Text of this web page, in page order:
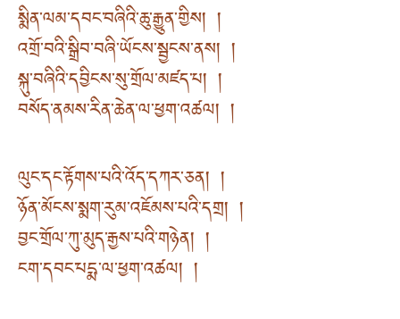
སྨིན་ལམ་དབང་བཞིའི་ཆུ་རྒྱུན་གྱིས། །
འགྲོ་བའི་སྒྲིབ་བཞི་ཡོངས་སྦྱངས་ནས། །
སྐུ་བཞིའི་དབྱིངས་སུ་གྲོལ་མཛད་པ། །
བསོད་ནམས་རིན་ཆེན་ལ་ཕྱག་འཚལ། །
ལུང་དང་རྟོགས་པའི་འོད་དཀར་ཅན། །
ཉོན་མོངས་སྨག་རུམ་འཇོམས་པའི་དགྲ། །
བྱང་གྲོལ་ཀུ་མུད་རྒྱས་པའི་གཉེན། །
ངག་དབང་པདྨ་ལ་ཕྱག་འཚལ། །